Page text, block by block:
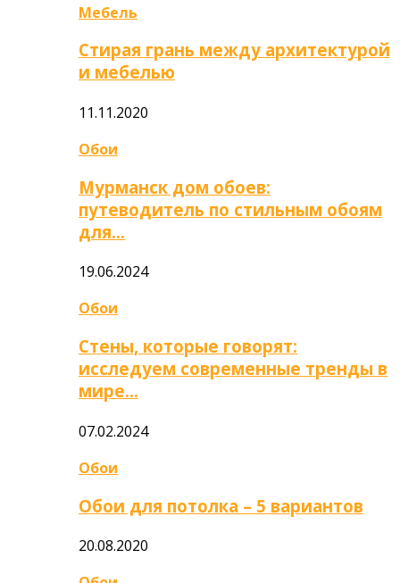
Мебель
Стирая грань между архитектурой
и мебелью
11.11.2020
Обои
Мурманск дом обоев:
путеводитель по стильным обоям
для…
19.06.2024
Обои
Стены, которые говорят:
исследуем современные тренды в
мире…
07.02.2024
Обои
Обои для потолка – 5 вариантов
20.08.2020